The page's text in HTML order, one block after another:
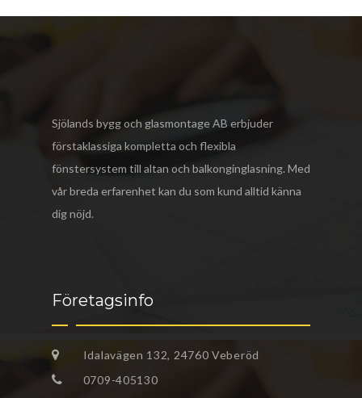
Sjölands bygg och glasmontage AB erbjuder
förstaklassiga kompletta och flexibla
fönstersystem till altan och balkonginglasning. Med
vår breda erfarenhet kan du som kund alltid känna
dig nöjd.
Företagsinfo
Idalavägen 132, 24760 Veberöd
0709-405130